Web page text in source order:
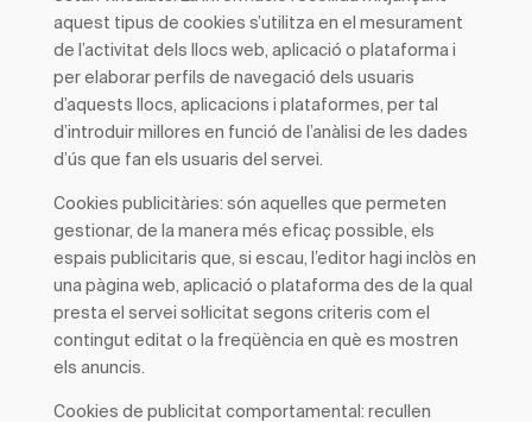
aquest tipus de cookies s’utilitza en el mesurament
de l’activitat dels llocs web, aplicació o plataforma i
per elaborar perfils de navegació dels usuaris
d’aquests llocs, aplicacions i plataformes, per tal
d’introduir millores en funció de l’anàlisi de les dades
d’ús que fan els usuaris del servei.
Cookies publicitàries: són aquelles que permeten
gestionar, de la manera més eficaç possible, els
espais publicitaris que, si escau, l’editor hagi inclòs en
una pàgina web, aplicació o plataforma des de la qual
presta el servei sol·licitat segons criteris com el
contingut editat o la freqüència en què es mostren
els anuncis.
Cookies de publicitat comportamental : recullen